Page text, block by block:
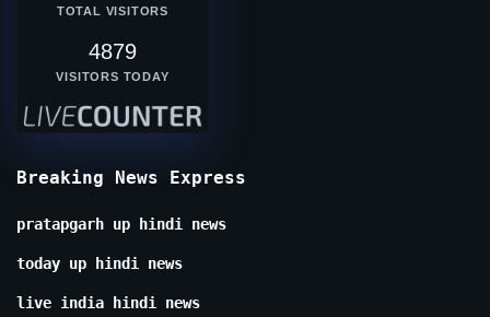
TOTAL VISITORS
4879
VISITORS TODAY
Breaking News Express
pratapgarh up hindi news
today up hindi news
live india hindi news